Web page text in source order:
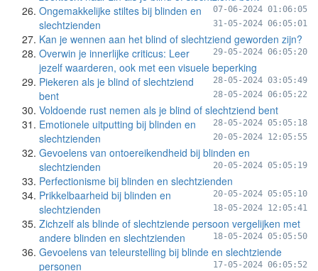
07-06-2024 01:06:05
Ongemakkelijke stiltes bij blinden en
slechtzienden
31-05-2024 06:05:01
Kan je wennen aan het blind of slechtziend geworden zijn?
29-05-2024 06:05:20
Overwin je innerlijke criticus: Leer
jezelf waarderen, ook met een visuele beperking
28-05-2024 03:05:49
Piekeren als je blind of slechtziend
bent
28-05-2024 06:05:22
Voldoende rust nemen als je blind of slechtziend bent
28-05-2024 05:05:18
Emotionele uitputting bij blinden en
slechtzienden
20-05-2024 12:05:55
Gevoelens van ontoereikendheid bij blinden en
slechtzienden
20-05-2024 05:05:19
Perfectionisme bij blinden en slechtzienden
20-05-2024 05:05:10
Prikkelbaarheid bij blinden en
slechtzienden
18-05-2024 12:05:41
Zichzelf als blinde of slechtziende persoon vergelijken met
andere blinden en slechtzienden
18-05-2024 05:05:50
Gevoelens van teleurstelling bij blinde en slechtziende
personen
17-05-2024 06:05:52